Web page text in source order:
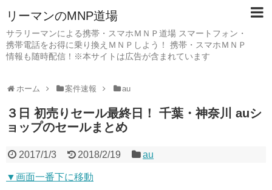
リーマンのMNP道場
サラリーマンによる携帯・スマホＭＮＰ道場 スマートフォン・
携帯電話をお得に乗り換えＭＮＰしよう！ 携帯・スマホＭＮＰ
情報も随時配信！※本サイトは広告が含まれています
ホーム 案件速報 au
３日 初売りセール最終日！ 千葉・神奈川 auシ
ョップのセールまとめ
2017/1/3 2018/2/19 au
▼画面一番下に移動